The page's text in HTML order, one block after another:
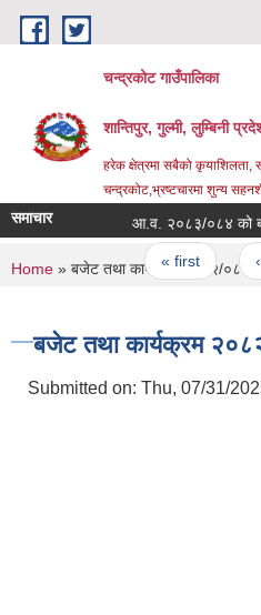
Skip to main content
चन्द्रकोट गाउँपालिका
शान्तिपुर, गुल्मी, लुम्बिनी
हरेक क्षेत्रमा सबैको कृयाशिलता,
चन्द्रकोट,भ्रष्टचारमा शुन्य
समाचार आ.व. २०८३/०८४ को
Pages
« first ‹
You are here
Home » बजेट तथा कार्यक्रम २०८२/०८३
बजेट तथा कार्यक्रम
Submitted on: Thu, 07/31/